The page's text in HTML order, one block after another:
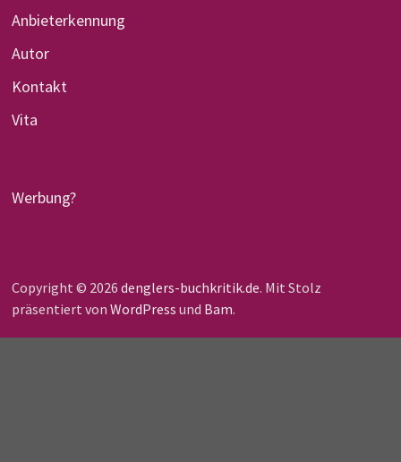
Anbieterkennung
Autor
Kontakt
Vita
Werbung?
Copyright © 2026 denglers-buchkritik.de. Mit Stolz
präsentiert von WordPress und Bam.